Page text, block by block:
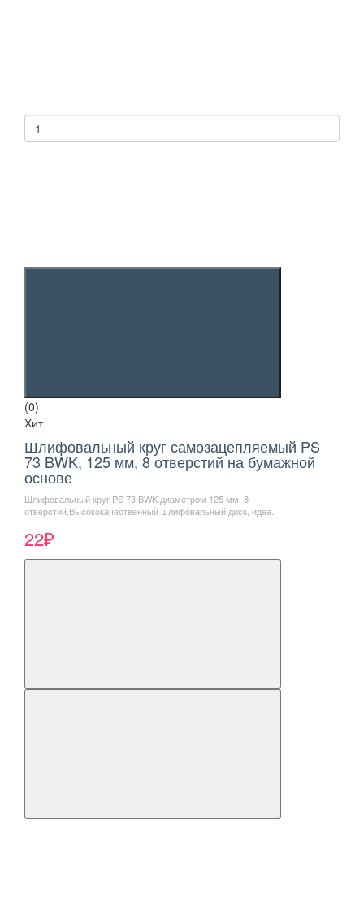
(0)
Хит
Шлифовальный круг самозацепляемый PS
73 BWK, 125 мм, 8 отверстий на бумажной
основе
Шлифовальный круг PS 73 BWK диаметром 125 мм, 8
отверстий.Высококачественный шлифовальный диск, идеа..
22₽